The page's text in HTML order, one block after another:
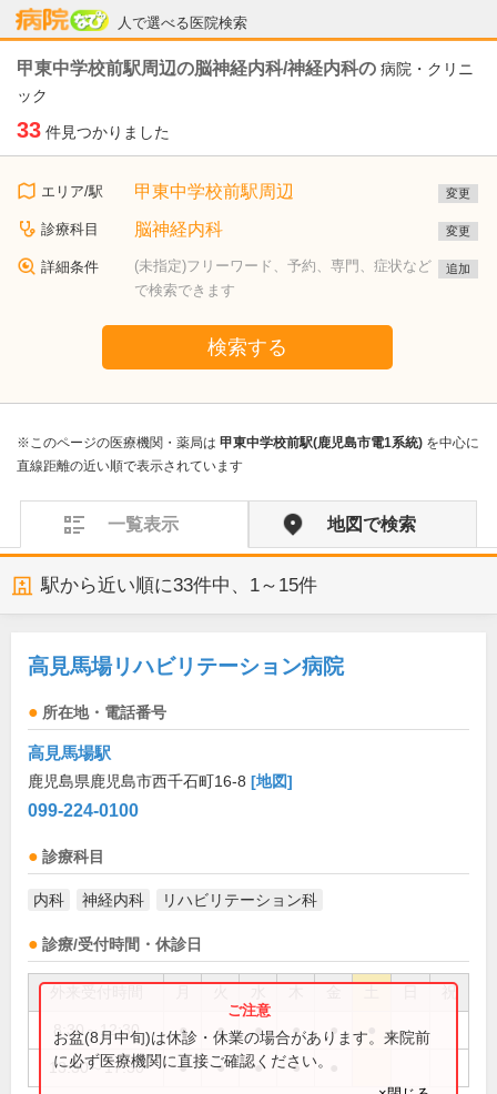
人で選べる医院検索
病院なび
甲東中学校前駅周辺の脳神経内科/神経内科の 病院・クリニ
ック
33 件見つかりました
エリア/駅 甲東中学校前駅周辺 変更
診療科目 脳神経内科 変更
詳細条件
(未指定)フリーワード、予約、専門、症状など
で検索できます
追加
検索する
※このページの医療機関・薬局は 甲東中学校前駅(鹿児島市電1系統) を中心に
直線距離の近い順で表示されています
一覧表示 地図で検索
駅から近い順に33件中、 1～15件
高見馬場リハビリテーション病院
所在地・電話番号
高見馬場駅
鹿児島県鹿児島市西千石町16-8 [地図]
099-224-0100
診療科目
内科 神経内科 リハビリテーション科
診療/受付時間・休診日
祝
8:30～12:30 ● ● ● ● ●
13:30～17:30 ● ● ● ●
お盆(8月中旬)は休診・休業の場合があります。来院前
に必ず医療機関に直接ご確認ください。